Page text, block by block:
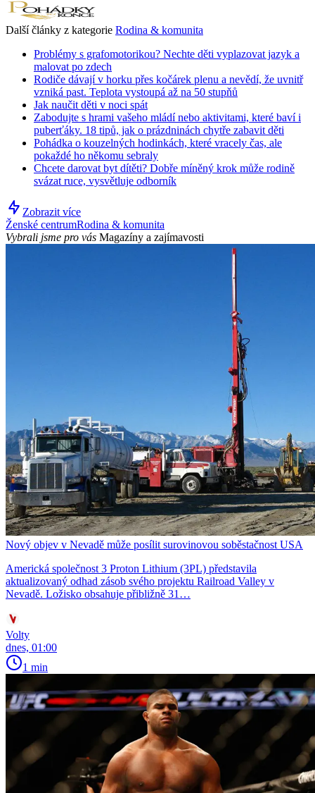
Další články z kategorie Rodina & komunita
Problémy s grafomotorikou? Nechte děti vyplazovat jazyk a
malovat po zdech
Rodiče dávají v horku přes kočárek plenu a nevědí, že uvnitř
vzniká past. Teplota vystoupá až na 50 stupňů
Jak naučit děti v noci spát
Zabodujte s hrami vašeho mládí nebo aktivitami, které baví i
puberťáky. 18 tipů, jak o prázdninách chytře zabavit děti
Pohádka o kouzelných hodinkách, které vracely čas, ale
pokaždé ho někomu sebraly
Chcete darovat byt dítěti? Dobře míněný krok může rodině
svázat ruce, vysvětluje odborník
Zobrazit více
Ženské centrumRodina & komunita
Vybrali jsme pro vás Magazíny a zajímavosti
Nový objev v Nevadě může posílit surovinovou soběstačnost USA
Americká společnost 3 Proton Lithium (3PL) představila
aktualizovaný odhad zásob svého projektu Railroad Valley v
Nevadě. Ložisko obsahuje přibližně 31…
Volty
dnes, 01:00
1 min